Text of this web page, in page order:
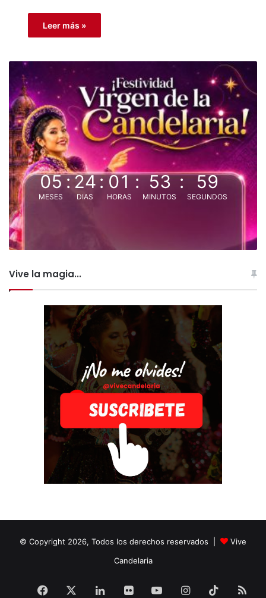
Leer más »
05
MESES
:24
DIAS
:01
HORAS
: 53
MINUTOS
: 59
SEGUNDOS
Vive la magia...
© Copyright 2026, Todos los derechos reservados |
Vive
Candelaria
Facebook LinkedInFlickr YouTubeInstagram
TikTok